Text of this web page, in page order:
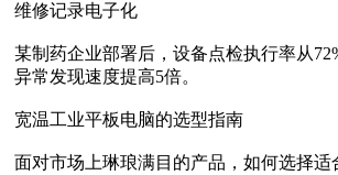
维修记录电子化
某制药企业部署后，设备点检执行率从
异常发现速度提高5倍。
宽温工业平板电脑的选型指南
面对市场上琳琅满目的产品，如何选择适